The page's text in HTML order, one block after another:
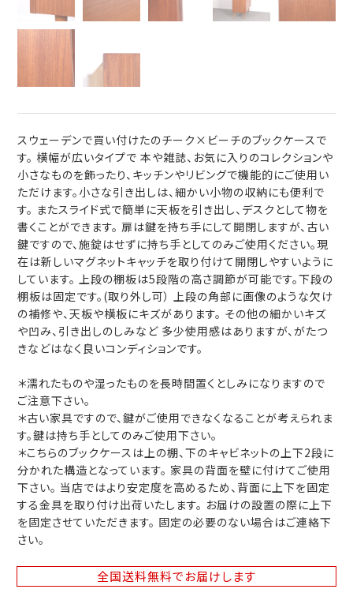
スウェーデンで買い付けたのチーク×ビーチのブックケースで
す。 横幅が広いタイプで 本や雑誌、お気に入りのコレクションや
小さなものを飾ったり、キッチンやリビングで機能的にご使用い
ただけます。小さな引き出しは、細かい小物の収納にも便利で
す。 またスライド式で簡単に天板を引き出し、デスクとして物を
書くことができます。 扉は鍵を持ち手にして開閉しますが、古い
鍵ですので、施錠はせずに持ち手としてのみご使用ください。現
在は新しいマグネットキャッチを取り付けて開閉しやすいように
しています。 上段の棚板は5段階の高さ調節が可能です。下段の
棚板は固定です。(取り外し可） 上段の角部に画像のような欠け
の補修や、天板や横板にキズがあります。 その他の細かいキズ
や凹み、引き出しのしみなど 多少使用感はありますが、がたつ
きなどはなく良いコンディションです。
＊濡れたものや湿ったものを長時間置くとしみになりますので
ご注意下さい。
＊古い家具ですので、鍵がご使用できなくなることが考えられま
す。鍵は持ち手としてのみご使用下さい。
＊こちらのブックケースは上の棚、下のキャビネットの上下2段に
分かれた構造となっています。 家具の背面を壁に付けてご使用
下さい。 当店ではより安定度を高めるため、背面に上下を固定
する金具を取り付け出荷いたします。 お届けの設置の際に上下
を固定させていただきます。 固定の必要のない場合はご連絡下
さい。
全国送料無料でお届けします